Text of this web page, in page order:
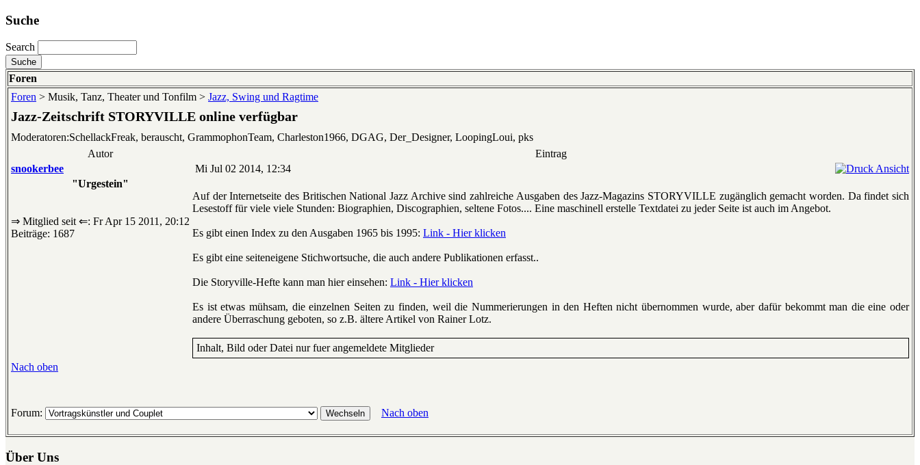
Suche
Search
Foren
Foren > Musik, Tanz, Theater und Tonfilm > Jazz, Swing und Ragtime
Jazz-Zeitschrift STORYVILLE online verfügbar
Moderatoren:SchellackFreak, berauscht, GrammophonTeam, Charleston1966, DGAG, Der_Designer, LoopingLoui, pks
Autor
Eintrag
snookerbee
Mi Jul 02 2014, 12:34
"Urgestein"
⇒ Mitglied seit ⇐: Fr Apr 15 2011, 20:12
Beiträge: 1687
Auf der Internetseite des Britischen National Jazz Archive sind zahlreiche Ausgaben des Jazz-Magazins STORYVILLE zugänglich gemacht worden. Da findet sich
Lesestoff für viele viele Stunden: Biographien, Discographien, seltene Fotos.... Eine maschinell erstelle Textdatei zu jeder Seite ist auch im Angebot.
Es gibt einen Index zu den Ausgaben 1965 bis 1995: Link - Hier klicken
Es gibt eine seiteneigene Stichwortsuche, die auch andere Publikationen erfasst..
Die Storyville-Hefte kann man hier einsehen: Link - Hier klicken
Es ist etwas mühsam, die einzelnen Seiten zu finden, weil die Nummerierungen in den Heften nicht übernommen wurde, aber dafür bekommt man die eine oder
andere Überraschung geboten, so z.B. ältere Artikel von Rainer Lotz.
Inhalt, Bild oder Datei nur fuer angemeldete Mitglieder
Nach oben
Forum: Nach oben
Über Uns